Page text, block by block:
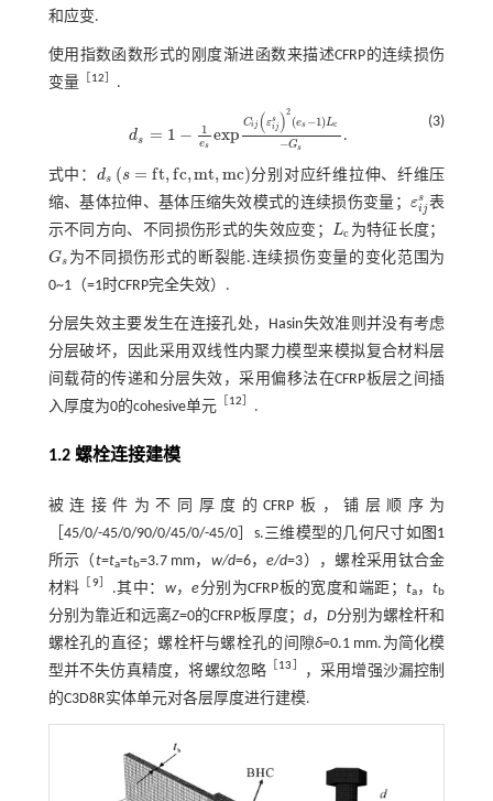
和应变.
使用指数函数形式的刚度渐进函数来描述CFRP的连续损伤
变量［ 12 .
ds = 1 − 1
es
exp
Cij (εs
ij )2
(es −1)Lc
−Gs
ds= 1-1e sex pCijεijs2es-1Lc-Gs .
(3)
式中： ds (s = ft,fc,mt,mc)
dss =f ,fc ,mt ,mc
分别对应纤维拉伸、纤维压
缩、基体拉伸、基体压缩失效模式的连续损伤变量； εs
i j
εijs表
示不同方向、不同损伤形式的失效应变；
Lc
Lc 为特征长度；
Gs
Gs 为不同损伤形式的断裂能.连续损伤变量的变化范围为
0~1（=1时CFRP完全失效）.
分层失效主要发生在连接孔处，Hasin失效准则并没有考虑
分层破坏，因此采用双线性内聚力模型来模拟复合材料层
间载荷的传递和分层失效，采用偏移法在CFRP板层之间插
入厚度为0的cohesive单元［12］ .
1.2 螺栓连接建模
被连接件为不同厚度的CFRP板，铺层顺序为
［45/0/-45/0/90/0/45/0/-45/0］s.三维模型的几何尺寸如 图1
所示（t=ta=tb=3.7 mm， w/d=6，e/d=3），螺栓采用钛合金
材料 ［9］ .其中： w，e分别为CFRP板的宽度和端距； ta，tb
分别为靠近和远离Z=0的CFRP板厚度； d， D分别为螺栓杆和
螺栓孔的直径；螺栓杆与螺栓孔的间隙δ=0.1 mm.为简化模
型并不失仿真精度，将螺纹忽略 ［13］
，采用增强沙漏控制
的C3D8R实体单元对各层厚度进行建模.